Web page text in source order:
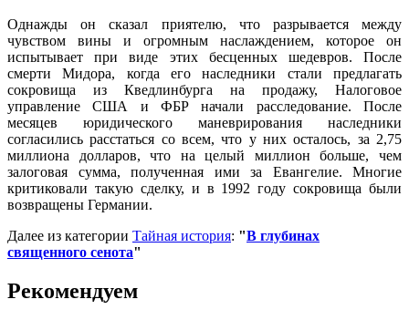
Однажды он сказал приятелю, что разрывается между
чувством вины и огромным наслаждением, которое он
испытывает при виде этих бесценных шедевров. После
смерти Мидора, когда его наследники стали предлагать
сокровища из Кведлинбурга на продажу, Налоговое
управление США и ФБР начали расследование. После
месяцев юридического маневрирования наследники
согласились расстаться со всем, что у них осталось, за 2,75
миллиона долларов, что на целый миллион больше, чем
залоговая сумма, полученная ими за Евангелие. Многие
критиковали такую сделку, и в 1992 году сокровища были
возвращены Германии.
Далее из категории Тайная история: "В глубинах
священного сенота"
Рекомендуем